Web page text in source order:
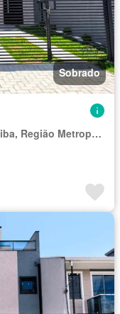
Sobrado
Região Geográfica Imediata de Curitiba, Região Metropolitana de Curitiba